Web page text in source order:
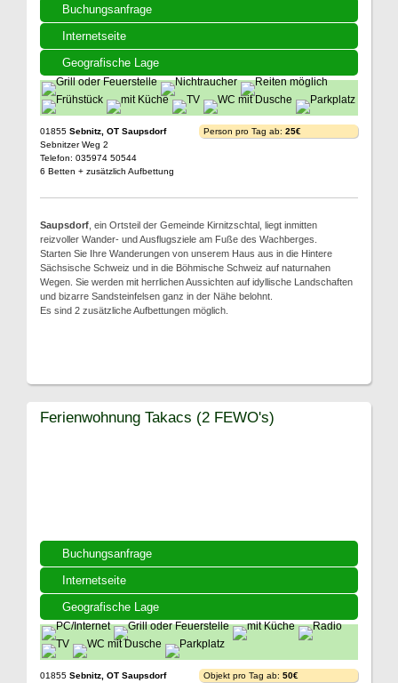
Buchungsanfrage
Internetseite
Geografische Lage
01855 Sebnitz, OT Saupsdorf
Sebnitzer Weg 2
Telefon: 035974 50544
6 Betten + zusätzlich Aufbettung
Person pro Tag ab: 25€
Saupsdorf , ein Ortsteil der Gemeinde Kirnitzschtal, liegt inmitten
reizvoller Wander- und Ausflugsziele am Fuße des Wachberges.
Starten Sie Ihre Wanderungen von unserem Haus aus in die Hintere
Sächsische Schweiz und in die Böhmische Schweiz auf naturnahen
Wegen. Sie werden mit herrlichen Aussichten auf idyllische Landschaften
und bizarre Sandsteinfelsen ganz in der Nähe belohnt.
Es sind 2 zusätzliche Aufbettungen möglich.
Buchungsanfrage
Internetseite
Geografische Lage
Ferienwohnung Takacs (2 FEWO's)
01855 Sebnitz, OT Saupsdorf
Objekt pro Tag ab: 50€